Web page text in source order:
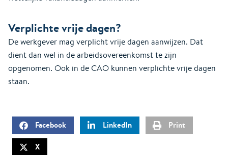
Verplichte vrije dagen?
De werkgever mag verplicht vrije dagen aanwijzen. Dat
dient dan wel in de arbeidsovereenkomst te zijn
opgenomen. Ook in de CAO kunnen verplichte vrije dagen
staan.
Facebook LinkedIn Print
X